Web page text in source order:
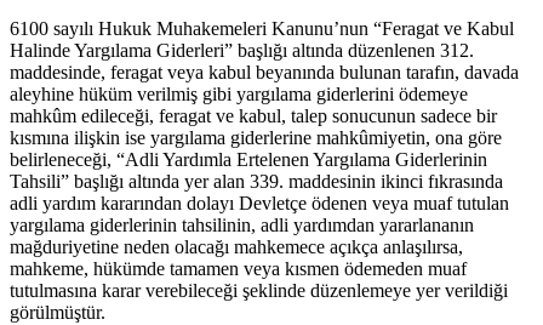
6100 sayılı Hukuk Muhakemeleri Kanunu’nun “Feragat ve Kabul
Halinde Yargılama Giderleri” başlığı altında düzenlenen 312.
maddesinde, feragat veya kabul beyanında bulunan tarafın, davada
aleyhine hüküm verilmiş gibi yargılama giderlerini ödemeye
mahkûm edileceği, feragat ve kabul, talep sonucunun sadece bir
kısmına ilişkin ise yargılama giderlerine mahkûmiyetin, ona göre
belirleneceği, “Adli Yardımla Ertelenen Yargılama Giderlerinin
Tahsili” başlığı altında yer alan 339. maddesinin ikinci fıkrasında
adli yardım kararından dolayı Devletçe ödenen veya muaf tutulan
yargılama giderlerinin tahsilinin, adli yardımdan yararlananın
mağduriyetine neden olacağı mahkemece açıkça anlaşılırsa,
mahkeme, hükümde tamamen veya kısmen ödemeden muaf
tutulmasına karar verebileceği şeklinde düzenlemeye yer verildiği
görülmüştür.